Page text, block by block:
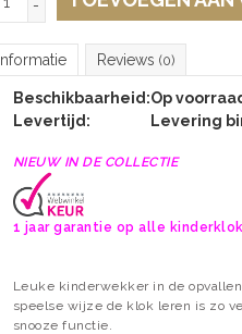
-
Informatie Reviews (0)
Beschikbaarheid:Op
Levertijd:
Levering
NIEUW IN DE COLLECTIE
1 jaar garantie op alle
Leuke kinderwekker in de
speelse wijze de klok leren is zo
snooze functie.